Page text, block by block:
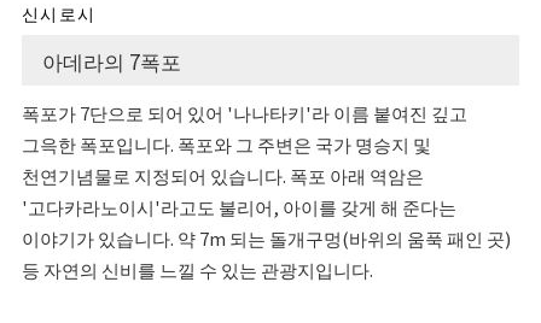
신시로시
아데라의 7폭포
폭포가 7단으로 되어 있어 '나나타키'라 이름 붙여진 깊고
그윽한 폭포입니다. 폭포와 그 주변은 국가 명승지 및
천연기념물로 지정되어 있습니다. 폭포 아래 역암은
'고다카라노이시'라고도 불리어, 아이를 갖게 해 준다는
이야기가 있습니다. 약 7m 되는 돌개구멍(바위의 움푹 패인 곳)
등 자연의 신비를 느낄 수 있는 관광지입니다.